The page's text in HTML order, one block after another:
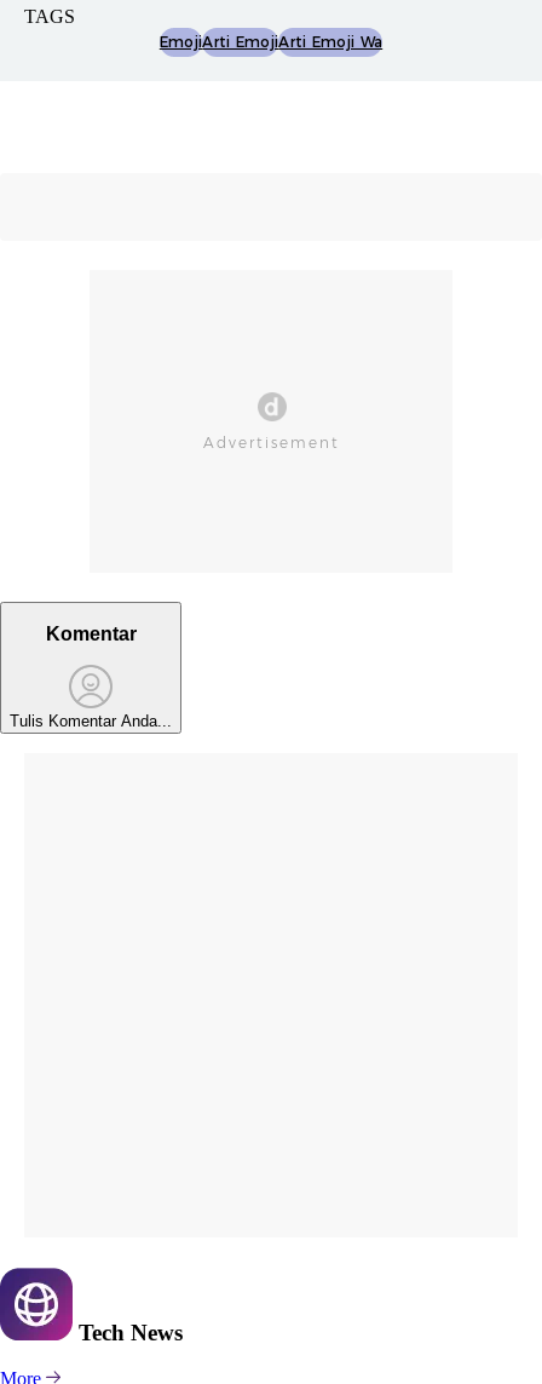
TAGS
EmojiArti EmojiArti Emoji Wa
Komentar
Tulis Komentar Anda...
Tech News
More